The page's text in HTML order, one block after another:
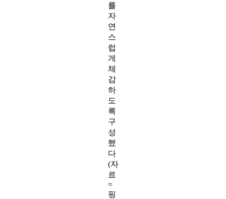
를
자
연
스
럽
게
체
감
하
도
록
구
성
했
다
(자
료
=
핑